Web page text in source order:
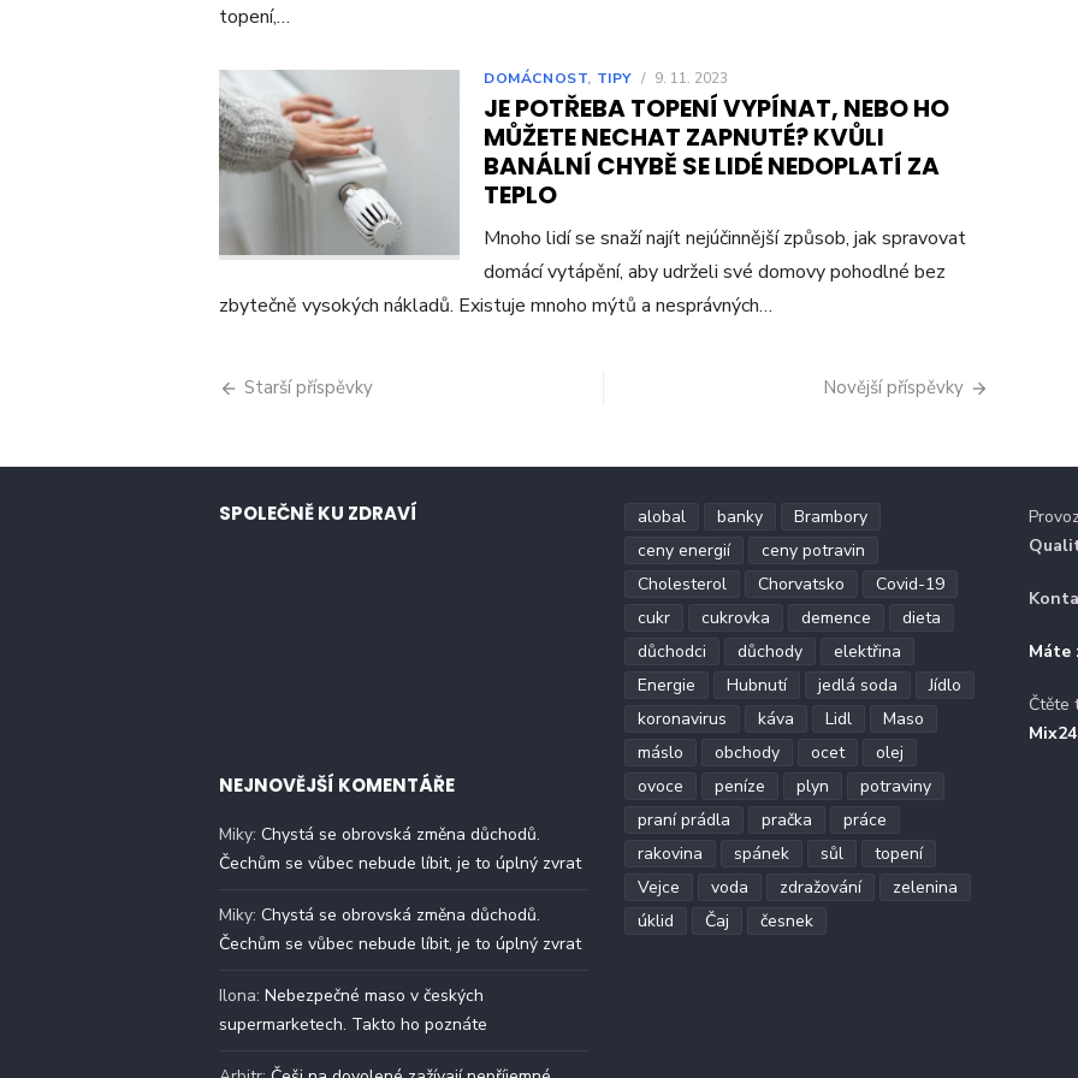
topení,…
DOMÁCNOST, TIPY / 9. 11. 2023
JE POTŘEBA TOPENÍ VYPÍNAT, NEBO HO
MŮŽETE NECHAT ZAPNUTÉ? KVŮLI
BANÁLNÍ CHYBĚ SE LIDÉ NEDOPLATÍ ZA
TEPLO
Mnoho lidí se snaží najít nejúčinnější způsob, jak spravovat
domácí vytápění, aby udrželi své domovy pohodlné bez
zbytečně vysokých nákladů. Existuje mnoho mýtů a nesprávných…
Navigace
příspěvky
Starší příspěvky Novější příspěvky
SPOLEČNĚ KU ZDRAVÍ
NEJNOVĚJŠÍ KOMENTÁŘE
Miky: Chystá se obrovská změna důchodů.
Čechům se vůbec nebude líbit, je to úplný zvrat
Miky: Chystá se obrovská změna důchodů.
Čechům se vůbec nebude líbit, je to úplný zvrat
Ilona: Nebezpečné maso v českých
supermarketech. Takto ho poznáte
alobal banky
Brambory
ceny energií
ceny potravin
Cholesterol
Chorvatsko
Covid-19
cukr
cukrovka demence
dieta
důchodci
důchody
elektřina
Energie
Hubnutí jedlá soda
Jídlo
koronavirus
káva Lidl
Maso
máslo
obchody ocet
olej
ovoce
peníze plyn
potraviny
praní prádla
pračka
práce
rakovina
spánek sůl
topení
Vejce
voda zdražování
zelenina
úklid
Čaj česnek
Máte
Čtěte